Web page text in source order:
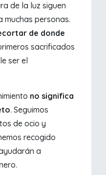
de la luz siguen
muchas personas.
de donde
sacrificados
ser el
no significa
. Seguimos
de ocio y
recogido
a